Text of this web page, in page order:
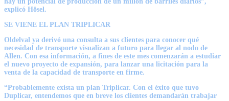
explicó Hösel.
SE VIENE EL PLAN TRIPLICAR
Oldelval ya derivó una consulta a sus clientes para conocer qué
necesidad de transporte visualizan a futuro para llegar al nodo de
Allen. Con esa información, a fines de este mes comenzarán a estudiar
el nuevo proyecto de expansión, para lanzar una licitación para la
venta de la capacidad de transporte en firme.
“Probablemente exista un plan Triplicar. Con el éxito que tuvo
Duplicar, entendemos que en breve los clientes demandarán trabajar